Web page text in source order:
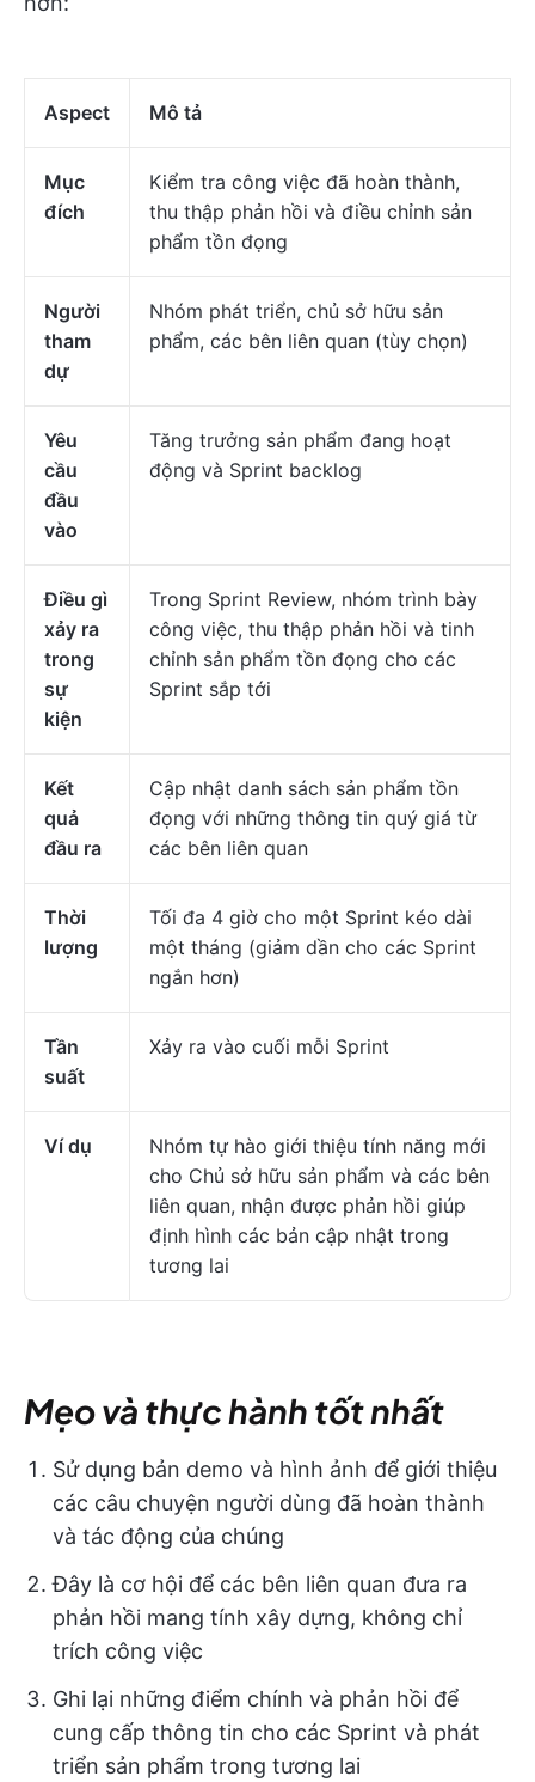
Aspect Mô tả
Mục
đích
Kiểm tra công việc đã hoàn thành,
thu thập phản hồi và điều chỉnh sản
phẩm tồn đọng
Người
tham
dự
Nhóm phát triển, chủ sở hữu sản
phẩm, các bên liên quan (tùy chọn)
Yêu
cầu
đầu
vào
Tăng trưởng sản phẩm đang hoạt
động và Sprint backlog
Điều gì
xảy ra
trong
sự
kiện
Trong Sprint Review, nhóm trình bày
công việc, thu thập phản hồi và tinh
chỉnh sản phẩm tồn đọng cho các
Sprint sắp tới
Kết
quả
đầu ra
Cập nhật danh sách sản phẩm tồn
đọng với những thông tin quý giá từ
các bên liên quan
Thời
lượng
Tối đa 4 giờ cho một Sprint kéo dài
một tháng (giảm dần cho các Sprint
ngắn hơn)
Tần
suất
Xảy ra vào cuối mỗi Sprint
Ví dụ
Nhóm tự hào giới thiệu tính năng mới
cho Chủ sở hữu sản phẩm và các bên
liên quan, nhận được phản hồi giúp
định hình các bản cập nhật trong
tương lai
Mẹo và thực hành tốt nhất
Sử dụng bản demo và hình ảnh để giới thiệu
các câu chuyện người dùng đã hoàn thành
và tác động của chúng
Đây là cơ hội để các bên liên quan đưa ra
phản hồi mang tính xây dựng, không chỉ
trích công việc
Ghi lại những điểm chính và phản hồi để
cung cấp thông tin cho các Sprint và phát
triển sản phẩm trong tương lai